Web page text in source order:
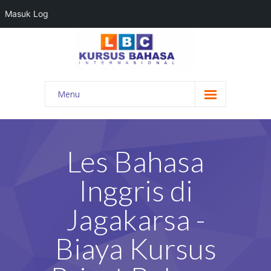
Menu
HOME
KONTAK KAMI
DAFTAR GURU
Les Bahasa
Inggris di
Jagakarsa -
Biaya Kursus
Masuk Log